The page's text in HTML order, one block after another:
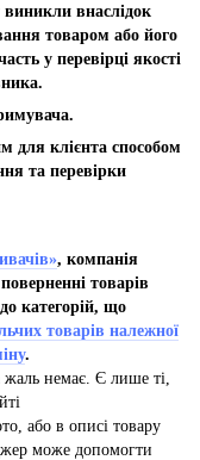
виникли внаслідок
товаром або його
у перевірці якості
для клієнта способом
та перевірки
, компанія
товарів
категорій, що
товарів належної
.
жаль немає. Є лише ті,
або в описі товару
може допомогти